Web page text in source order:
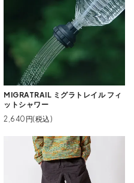
MIGRATRAIL ミグラトレイル フィ
ットシャワー
2,640円(税込)